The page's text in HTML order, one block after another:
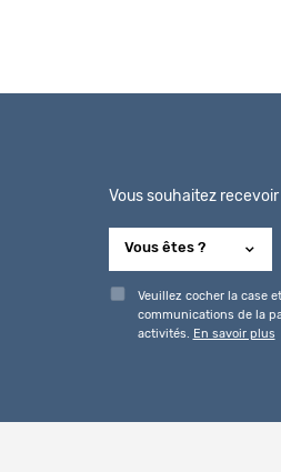
Vous souhaitez
Veuillez cocher la case
communications de la
activités. En savoir plus